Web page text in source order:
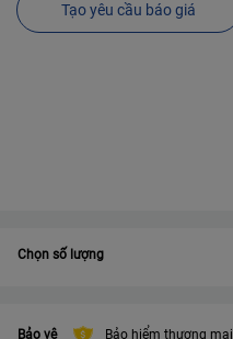
Tạo yêu cầu báo giá
Chọn số lượng
Bảo vệ Bảo hiểm thương mại